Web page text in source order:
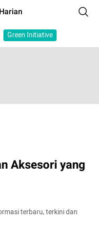
Green Initiative
Aksesori yang
terbaru, terkini dan